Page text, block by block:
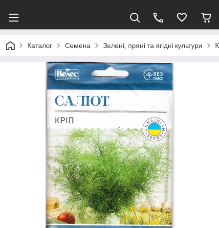
Каталог Семена Зелені, пряні та ягідні культури